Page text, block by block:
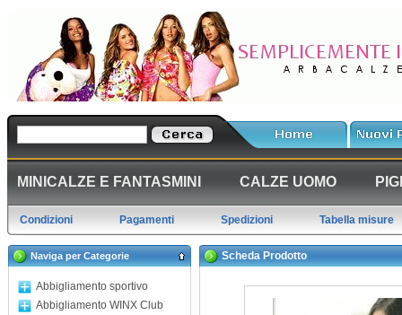
MINICALZE E FANTASMINI CALZE UOMO
Condizioni Pagamenti Spedizioni Tabella misure
Naviga per Categorie
Abbigliamento sportivo
Abbigliamento WINX Club
Scheda Prodotto